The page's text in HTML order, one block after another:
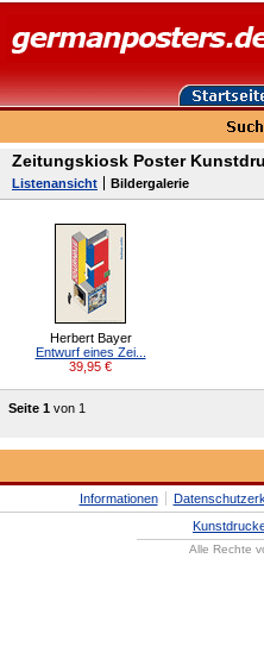
Zeitungskiosk Poster
Listenansicht Bildergalerie
Herbert Bayer
Entwurf eines Zei...
39,95 €
Seite 1 von 1
Informationen
Alle Rechte